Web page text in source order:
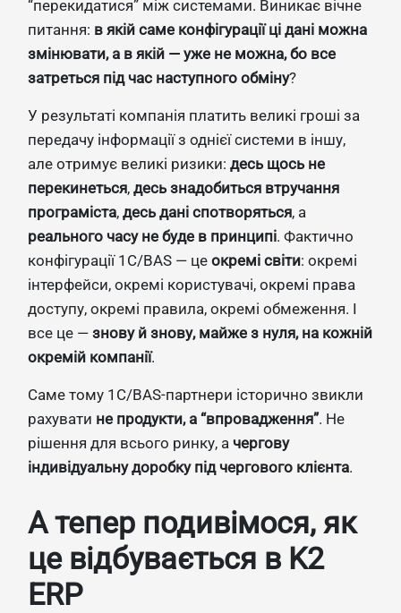
“перекидатися” між системами. Виникає вічне
питання: в якій саме конфігурації ці дані можна
змінювати, а в якій — уже не можна, бо все
затреться під час наступного обміну?
У результаті компанія платить великі гроші за
передачу інформації з однієї системи в іншу,
але отримує великі ризики: десь щось не
перекинеться, десь знадобиться втручання
програміста, десь дані спотворяться, а
реального часу не буде в принципі. Фактично
конфігурації 1С/BAS — це окремі світи: окремі
інтерфейси, окремі користувачі, окремі права
доступу, окремі правила, окремі обмеження. І
все це — знову й знову, майже з нуля, на кожній
окремій компанії.
Саме тому 1С/BAS-партнери історично звикли
рахувати не продукти, а “впровадження”. Не
рішення для всього ринку, а чергову
індивідуальну доробку під чергового клієнта.
А тепер подивімося, як
це відбувається в K2
ERP